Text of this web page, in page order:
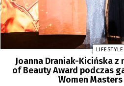
LIFESTYLE
Joanna Draniak-Kicińska z
of Beauty Award podczas
Women